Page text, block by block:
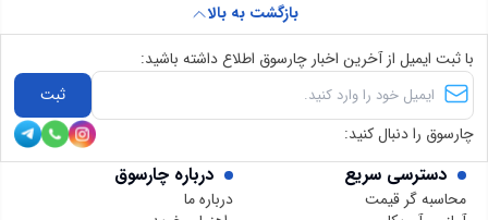
دسترسی سریع
محاسبه گر قیمت
درباره چارسوق
درباره ما
بازگشت به بالا
با ثبت ایمیل از آخرین اخبار چارسوق اطلاع داشته باشید:
ثبت
چارسوق را دنبال کنید: